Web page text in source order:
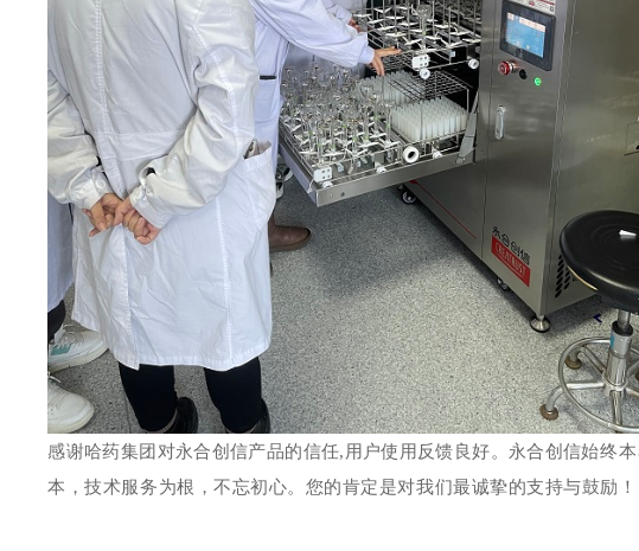
感谢哈药集团 对永合创信产品的信任,用户使用反馈良好。 永合创信始终
本，技术服务为根，不忘初心。您的肯定是对我们最诚挚的支持与鼓励！